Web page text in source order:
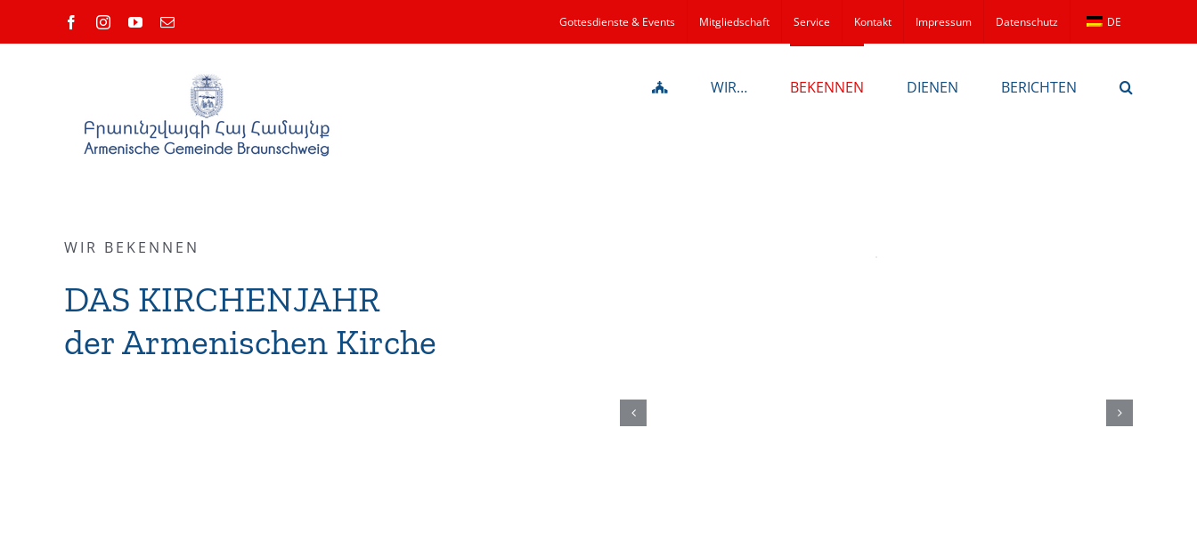
FacebookInstagramYouTube
E-
Gottesdienste & Events Mitgliedschaft Service Kontakt Impressum Datenschutz DE
WIR… BEKENNEN DIENEN BERICHTEN
WIR BEKENNEN
DAS KIRCHENJAHR
der Armenischen Kirche